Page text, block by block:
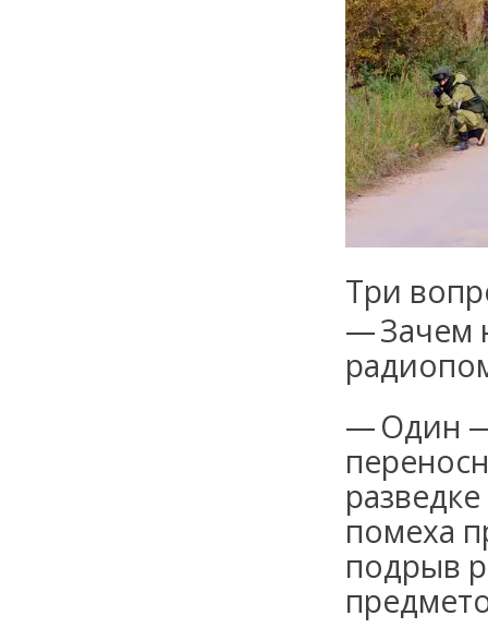
Три
— Зачем
— Один
помеха
подрыв